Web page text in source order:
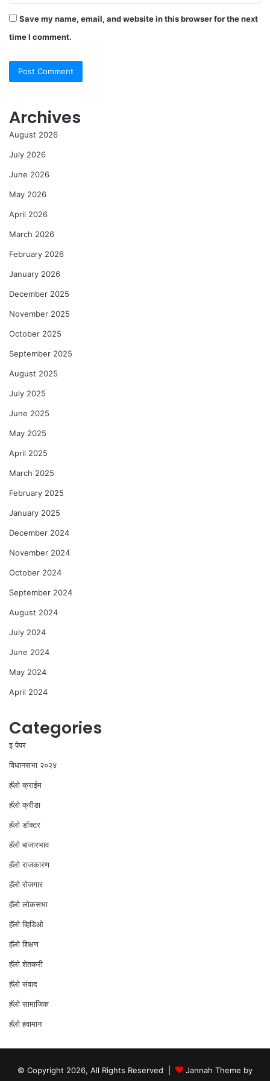
Save my name, email, and website in this browser for the next
time I comment.
Archives
August 2026
July 2026
June 2026
May 2026
April 2026
March 2026
February 2026
January 2026
December 2025
November 2025
October 2025
September 2025
August 2025
July 2025
June 2025
May 2025
April 2025
March 2025
February 2025
January 2025
December 2024
November 2024
October 2024
September 2024
August 2024
July 2024
June 2024
May 2024
April 2024
Categories
इ पेपर
विधानसभा २०२४
⁠हॅलो क्राईम
हॅलो क्रीडा
हॅलो डॉक्टर
हॅलो बाजारभाव
हॅलो राजकारण
⁠हॅलो रोजगार
हॅलो लोकसभा
⁠हॅलो व्हिडिओ
हॅलो शिक्षण
⁠हॅलो शेतकरी
⁠हॅलो संवाद
हॅलो सामाजिक
हॅलो हवामान
© Copyright 2026, All Rights Reserved | Jannah Theme by